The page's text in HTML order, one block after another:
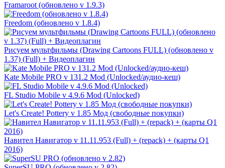
Framaroot (обновлено v 1.9.3)
Freedom (обновлено v 1.8.4)
Рисуем мультфильмы (Drawing Cartoons FULL) (обновлено v
1.37) (Full) + Видеоплагин
Kate Mobile PRO v 131.2 Mod (Unlocked/аудио-кеш)
FL Studio Mobile v 4.9.6 Mod (Unlocked)
Let's Create! Pottery v 1.85 Мод (свободные покупки)
Навител Навигатор v 11.11.953 (Full) + (repack) + (карты Q1
2016)